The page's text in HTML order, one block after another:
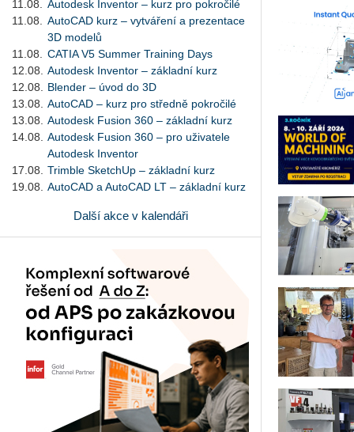
11.08.
Autodesk Inventor – kurz pro pokročilé
11.08.
AutoCAD kurz – vytváření a prezentace
3D modelů
11.08.
CATIA V5 Summer Training Days
12.08.
Autodesk Inventor – základní kurz
12.08.
Blender – úvod do 3D
13.08.
AutoCAD – kurz pro středně pokročilé
13.08.
Autodesk Fusion 360 – základní kurz
14.08.
Autodesk Fusion 360 – pro uživatele
Autodesk Inventor
17.08.
Trimble SketchUp – základní kurz
19.08.
AutoCAD a AutoCAD LT – základní kurz
Další akce v kalendáři